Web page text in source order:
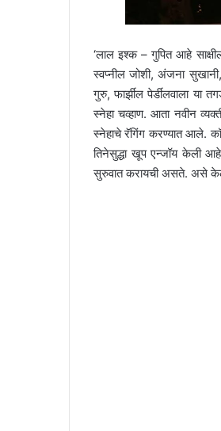
‘लाल इश्क – गुपित आहे
स्वप्नील जोशी, अंजना
गुरु, फार्झील पेर्डीलवाला या
स्नेहा चव्हाण. आता नवीन
स्नेहाचे रॅगिंग करण्यात आले.
तिनेसुद्धा खूप एन्जॉय केली
सुरुवात करायची असते. असे